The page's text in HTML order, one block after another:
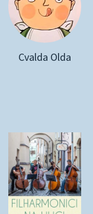
Cvalda Olda